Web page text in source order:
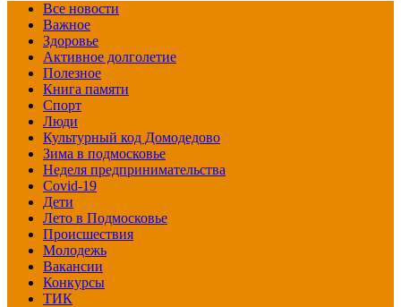
Все новости
Важное
Здоровье
Активное долголетие
Полезное
Книга памяти
Спорт
Люди
Культурный код Домодедово
Зима в подмосковье
Неделя предпринимательства
Covid-19
Дети
Лето в Подмосковье
Происшествия
Молодежь
Вакансии
Конкурсы
ТИК